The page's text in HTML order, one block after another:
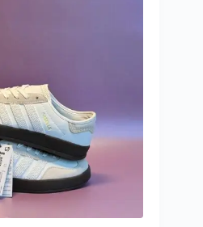
página
de
producto